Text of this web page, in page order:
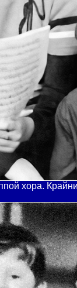
хора.